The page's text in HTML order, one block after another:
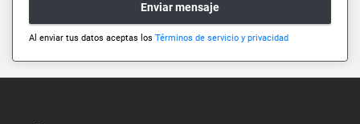
Enviar mensaje
Al enviar tus datos aceptas los Términos de servicio y privacidad